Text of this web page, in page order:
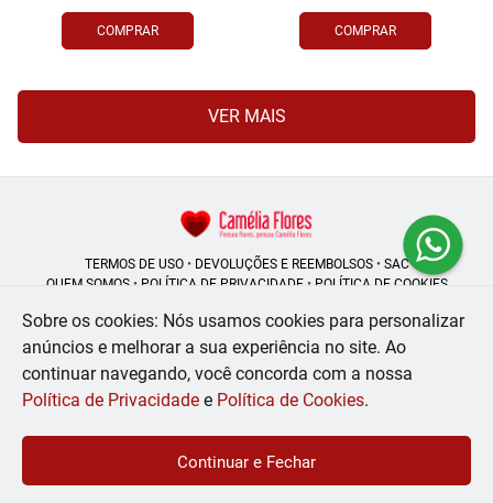
COMPRAR COMPRAR
VER MAIS
TERMOS DE USO• DEVOLUÇÕES E REEMBOLSOS• SAC
QUEM SOMOS• POLÍTICA DE PRIVACIDADE• POLÍTICA DE COOKIES
Camélia Flores | CNPJ: 08.250.956/0001-53
Rua do Rosário - 164, Centro - Rio de Janeiro - RJ - 20041-002
© 2024-2026 - Todos os direitos reservados - Desenvolvido por
Sobre os cookies: Nós usamos cookies para personalizar
anúncios e melhorar a sua experiência no site. Ao
continuar navegando, você concorda com a nossa
Política de Privacidade e Política de Cookies.
Continuar e Fechar